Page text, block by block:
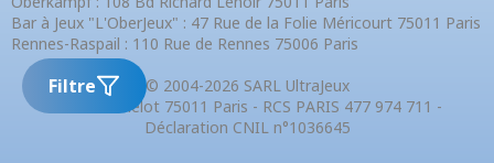
Filtre
Bar à Jeux "L'OberJeux" : 47 Rue de la Folie Méricourt 75011 Paris
Rennes-Raspail : 110 Rue de Rennes 75006 Paris
© 2004-2026 SARL UltraJeux
13 Rue Amelot 75011 Paris - RCS PARIS 477 974 711 -
Déclaration CNIL n°1036645